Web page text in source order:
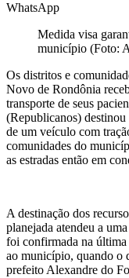
WhatsApp
Medida visa
município (Foto:
Os distritos e
Novo de Rondônia
transporte de seus
(Republicanos)
de um veículo com
comunidades do
as estradas então em
A destinação dos
planejada atendeu a
foi confirmada na
ao município, quando o
prefeito Alexandre do